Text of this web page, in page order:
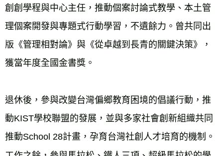
創創學程與中心主任，推動個案討論式教學、本土管
理個案開發與專題式行動學習，不遺餘力。曾共同出
版《管理相對論》與《從卓越到長青的關鍵決策》，
獲當年度全國金書獎。
退休後，參與改變台灣偏鄉教育困境的倡議行動，推
動KIST學校聯盟的發展，並與多家社會創新組織共同
推動School 28計畫，孕育台灣社創人才培育的機制。